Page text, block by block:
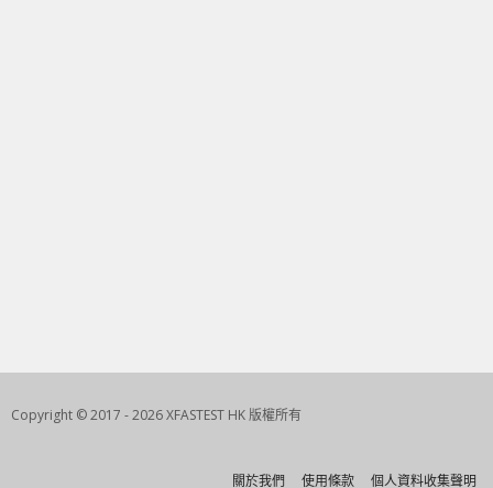
Copyright © 2017 - 2026 XFASTEST HK 版權所有
關於我們 使用條款 個人資料收集聲明